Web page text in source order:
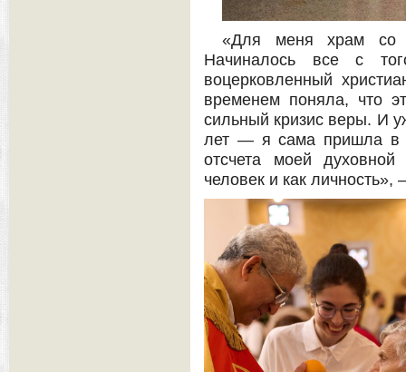
«Для меня храм со
Начиналось все с
воцерковленный
временем поняла, что
сильный кризис веры. И
лет — я сама пришла в
отсчета моей
человек и как